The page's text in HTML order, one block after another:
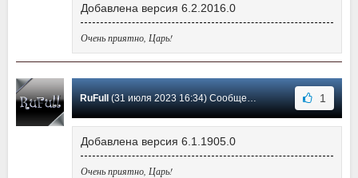
Добавлена версия 6.2.2016.0
Очень приятно, Царь!
RuFull (31 июля 2023 16:34) Сообщение #4 1
Добавлена версия 6.1.1905.0
Очень приятно, Царь!